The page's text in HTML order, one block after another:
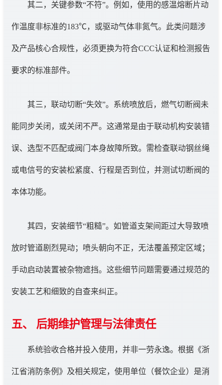
其二，关键参数“不符”。例如，使用的感温熔断片动
作温度非标准的183℃，或驱动气体非氮气。此类问题涉
及产品核心合规性，必须更换为符合CCC认证和检测报告
要求的标准部件。
其三，联动切断“失效”。系统喷放后，燃气切断阀未
能同步关闭，或关闭不严。这通常是由于联动机构安装错
误、选型不匹配或阀门本身故障所致。需检查联动钢丝绳
或电信号的安装松紧度、行程是否到位，并测试切断阀的
本体功能。
其四，安装细节“粗糙”。如管道支架间距过大导致喷
放时管道剧烈晃动；喷头朝向不正，无法覆盖预定区域；
手动启动装置被杂物遮挡。这些细节问题需要通过规范的
安装工艺和细致的自查来纠正。
五、 后期维护管理与法律责任
系统验收合格并投入使用，并非一劳永逸。根据《浙
江省消防条例》及相关规定，使用单位（餐饮企业）是消